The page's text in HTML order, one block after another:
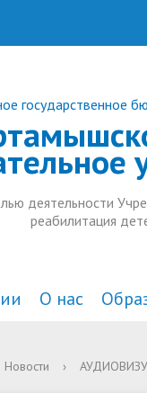
государственное
деятельности
реабилитация
и органы
О нас
коррупции
Новости ›